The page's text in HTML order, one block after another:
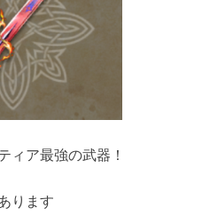
ィア最強の武器！
ります